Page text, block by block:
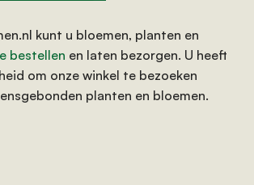
kunt u bloemen, planten en
bestellen en laten bezorgen. U heeft
om onze winkel te bezoeken
planten en bloemen.